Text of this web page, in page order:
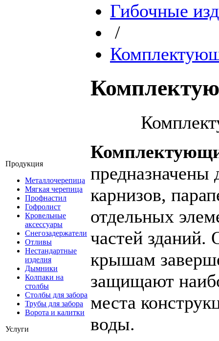
Продукция
Металлочерепица
Мягкая черепица
Профнастил
Гофролист
Кровельные
аксессуары
Снегозадержатели
Отливы
Нестандартные
изделия
Дымники
Колпаки на
столбы
Столбы для забора
Трубы для забора
Ворота и калитки
Услуги
Гибочные
/
предназначены
карнизов,
отдельных
частей
крышам
защищают
места
воды.